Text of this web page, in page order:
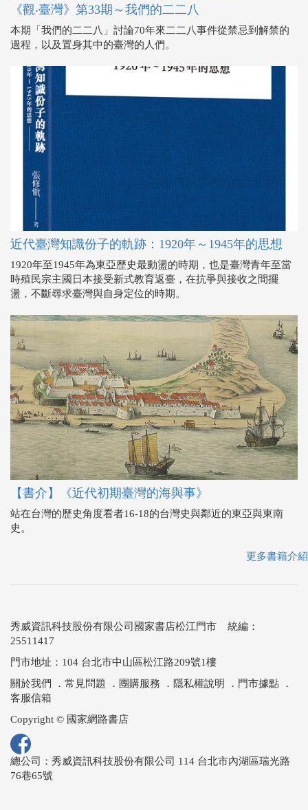
《觀‧臺灣》第33期～我們的二二八
本期「我們的二二八」討論70年來二二八事件從禁忌到解禁的
過程，以及置身其中的臺灣的人們。
近代臺灣知識份子的軌跡：1920年～1945年的思想
1920年至1945年為東亞歷史最動盪的時期，也是臺灣青年至當
時殖民宗主國日本接受新式教育返臺，在抗爭與接收之間擺
盪，不斷尋求臺灣與自身定位的時期。
【書介】《近代初期臺灣的海與事》
站在台灣的歷史角度看者16-18的台灣史與鄰近的東亞與東南
史。
更多書籍介紹
秀威資訊科技股份有限公司國家書店松江門市 統編：
25511417
門市地址：104 台北市中山區松江路209號1樓
關於我們
． 常見問題 ． 團購服務 ． 隱私權說明 ． 門市據點 ．
客服信箱
Copyright © 國家網路書店
總公司：秀威資訊科技股份有限公司 114 台北市內湖區瑞光路
76巷65號